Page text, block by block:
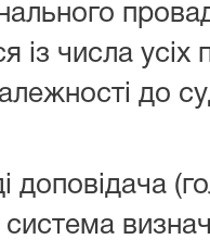
із числа
до
доповідача